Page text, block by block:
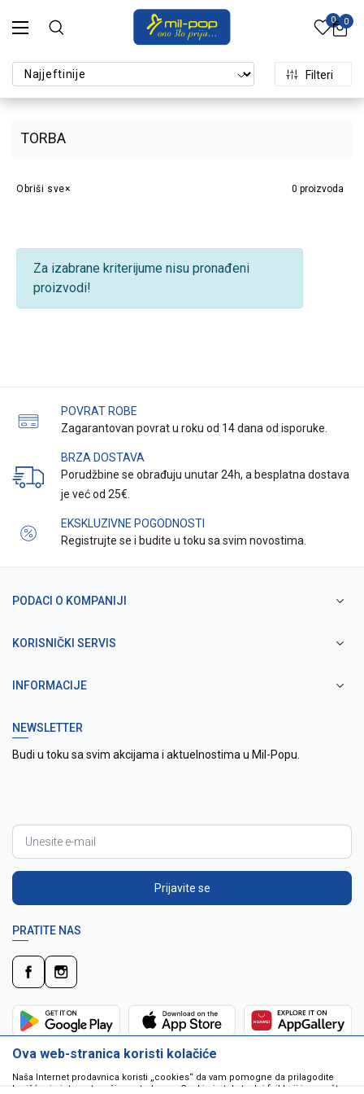
0 0
TORBA
Filteri
0 proizvoda
Obriši sve
Za izabrane kriterijume nisu pronađeni
proizvodi!
POVRAT ROBE
Zagarantovan povrat u roku od 14 dana od isporuke.
BRZA DOSTAVA
Porudžbine se obrađuju unutar 24h, a besplatna dostava
je već od 25€.
EKSKLUZIVNE POGODNOSTI
Registrujte se i budite u toku sa svim novostima.
PODACI O KOMPANIJI
KORISNIČKI SERVIS
INFORMACIJE
NEWSLETTER
Budi u toku sa svim akcijama i aktuelnostima u Mil-Popu.
Prijavite se
PRATITE NAS
Ova web-stranica koristi kolačiće
Naša Internet prodavnica koristi „cookies“ da vam pomogne da prilagodite
korišćenje interneta vašim potrebama. Cookie je tekstualni fajl koji je smešten